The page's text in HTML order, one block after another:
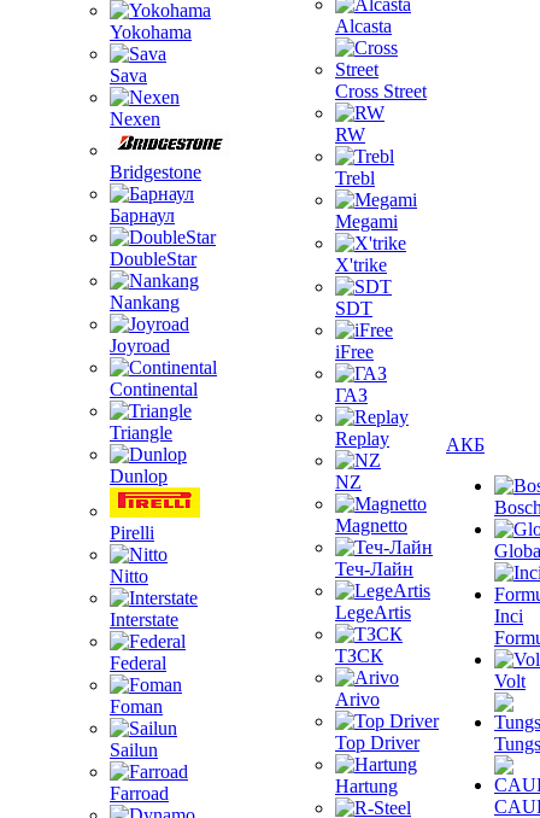
Yokohama
Sava
Nexen
Bridgestone
Барнаул
DoubleStar
Nankang
Joyroad
Continental
Triangle
Dunlop
Pirelli
Nitto
Interstate
Federal
Foman
Sailun
Farroad
Alcasta
Cross Street
RW
Trebl
Megami
X'trike
SDT
iFree
ГАЗ
Replay
NZ
Magnetto
Теч-Лайн
LegeArtis
ТЗСК
Arivo
Top Driver
Hartung
АКБ
Inci
Volt